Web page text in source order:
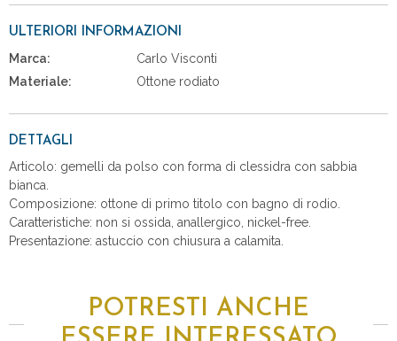
ULTERIORI INFORMAZIONI
Marca:
Carlo Visconti
Materiale:
Ottone rodiato
DETTAGLI
Articolo: gemelli da polso con forma di clessidra con sabbia
bianca.
Composizione: ottone di primo titolo con bagno di rodio.
Caratteristiche: non si ossida, anallergico, nickel-free.
Presentazione: astuccio con chiusura a calamita.
POTRESTI ANCHE